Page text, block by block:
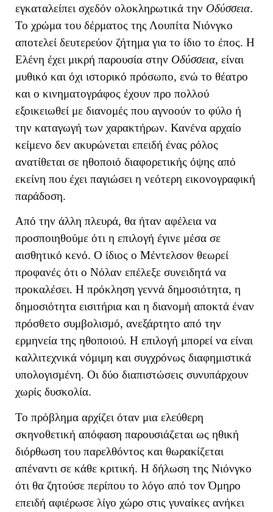
εγκαταλείπει σχεδόν ολοκληρωτικά την Οδύσσεια.
Το χρώμα του δέρματος της Λουπίτα Νιόνγκο
αποτελεί δευτερεύον ζήτημα για το ίδιο το έπος. Η
Ελένη έχει μικρή παρουσία στην Οδύσσεια, είναι
μυθικό και όχι ιστορικό πρόσωπο, ενώ το θέατρο
και ο κινηματογράφος έχουν προ πολλού
εξοικειωθεί με διανομές που αγνοούν το φύλο ή
την καταγωγή των χαρακτήρων. Κανένα αρχαίο
κείμενο δεν ακυρώνεται επειδή ένας ρόλος
ανατίθεται σε ηθοποιό διαφορετικής όψης από
εκείνη που έχει παγιώσει η νεότερη εικονογραφική
παράδοση.
Από την άλλη πλευρά, θα ήταν αφέλεια να
προσποιηθούμε ότι η επιλογή έγινε μέσα σε
αισθητικό κενό. Ο ίδιος ο Μέντελσον θεωρεί
προφανές ότι ο Νόλαν επέλεξε συνειδητά να
προκαλέσει. Η πρόκληση γεννά δημοσιότητα, η
δημοσιότητα εισιτήρια και η διανομή αποκτά έναν
πρόσθετο συμβολισμό, ανεξάρτητο από την
ερμηνεία της ηθοποιού. Η επιλογή μπορεί να είναι
καλλιτεχνικά νόμιμη και συγχρόνως διαφημιστικά
υπολογισμένη. Οι δύο διαπιστώσεις συνυπάρχουν
χωρίς δυσκολία.
Το πρόβλημα αρχίζει όταν μια ελεύθερη
σκηνοθετική απόφαση παρουσιάζεται ως ηθική
διόρθωση του παρελθόντος και θωρακίζεται
απέναντι σε κάθε κριτική. Η δήλωση της Νιόνγκο
ότι θα ζητούσε περίπου το λόγο από τον Όμηρο
επειδή αφιέρωσε λίγο χώρο στις γυναίκες ανήκει